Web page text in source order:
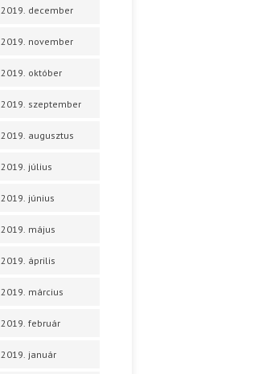
2019. december
2019. november
2019. október
2019. szeptember
2019. augusztus
2019. július
2019. június
2019. május
2019. április
2019. március
2019. február
2019. január